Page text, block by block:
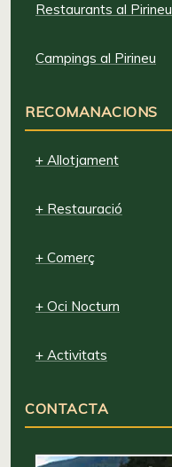
Restaurants al Pirineu
Campings al Pirineu
RECOMANACIONS
+ Allotjament
+ Restauració
+ Comerç
+ Oci Nocturn
+ Activitats
CONTACTA